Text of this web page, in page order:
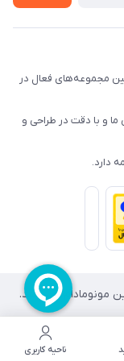
مجموعه‌های فعال در
و با دقت در طراحی و
دارد.
مونومادام می باشد.
ناحیه کاربری